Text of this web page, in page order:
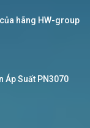
hãng HW-group
Áp Suất PN3070